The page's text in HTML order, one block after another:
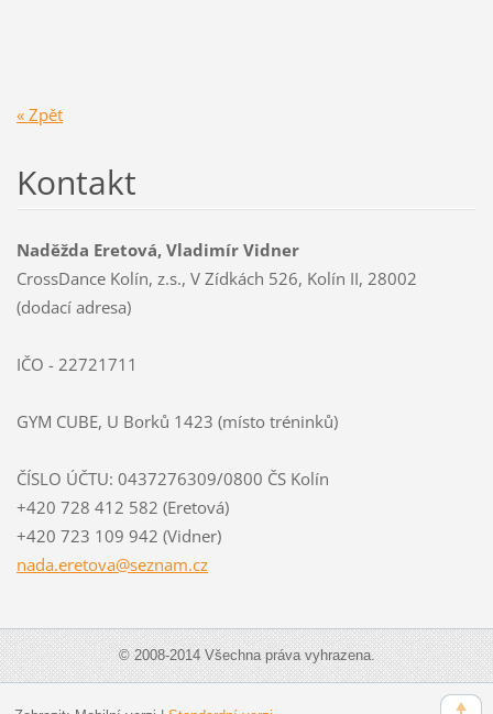
« Zpět
Kontakt
Naděžda Eretová, Vladimír Vidner
CrossDance Kolín, z.s., V Zídkách 526, Kolín II, 28002
(dodací adresa)
IČO - 22721711
GYM CUBE, U Borků 1423 (místo tréninků)
ČÍSLO ÚČTU: 0437276309/0800 ČS Kolín
+420 728 412 582 (Eretová)
+420 723 109 942 (Vidner)
nada.eretova@seznam.cz
© 2008-2014 Všechna práva vyhrazena.